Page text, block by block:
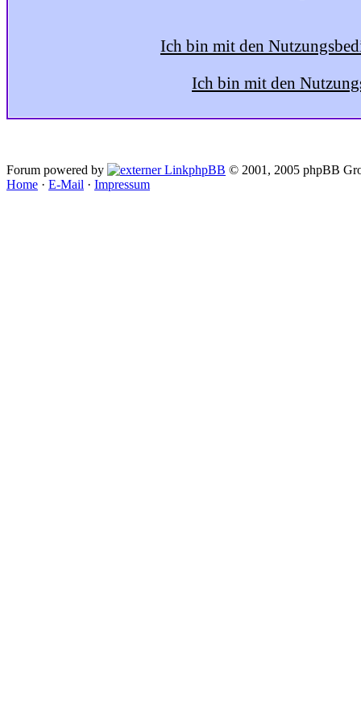
Ich bin mit den
Ich bin mit den
Forum powered by phpBB © 2001, 2005 phpBB
Home · E-Mail · Impressum